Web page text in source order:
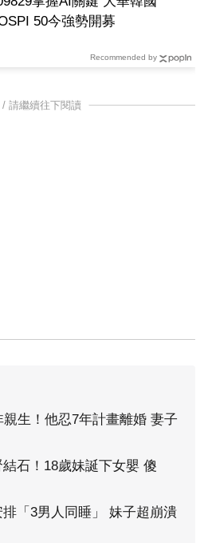
50今強勢開募
Recommended by
/ 請繼續往下閱讀
親生！他忍7年計畫離婚 妻子
石！18歲妹誕下女嬰 傻
「3男人同睡」 妹子超崩潰